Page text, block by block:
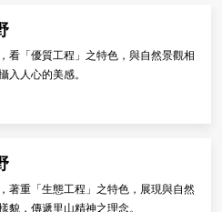
看「優質工程」之特色，與自然景觀相
入人心的美感。
著重「生態工程」之特色，展現與自然
貌，傳遞里山精神之理念。